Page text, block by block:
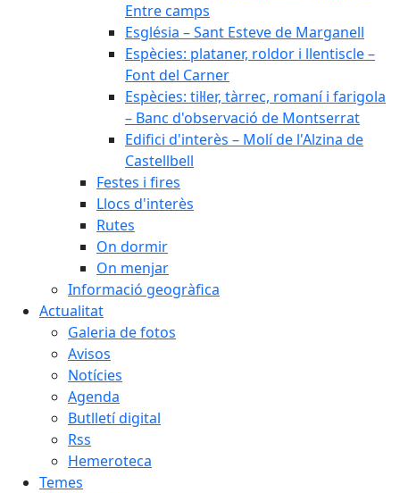
Entre camps
Església – Sant Esteve de Marganell
Espècies: plataner, roldor i llentiscle –
Font del Carner
Espècies: til·ler, tàrrec, romaní i farigola
– Banc d'observació de Montserrat
Edifici d'interès – Molí de l'Alzina de
Castellbell
Festes i fires
Llocs d'interès
Rutes
On dormir
On menjar
Informació geogràfica
Actualitat
Galeria de fotos
Avisos
Notícies
Agenda
Butlletí digital
Rss
Hemeroteca
Temes